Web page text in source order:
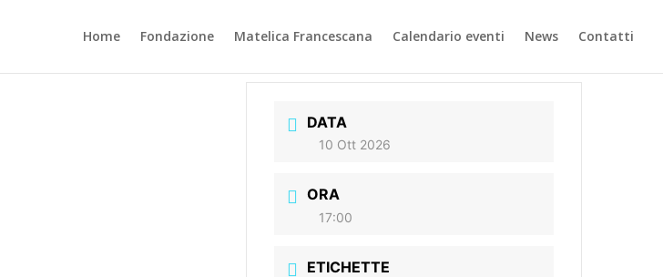
Home Fondazione Matelica Francescana Calendario eventi News Contatti
DATA
10 Ott 2026
ORA
17:00
ETICHETTE